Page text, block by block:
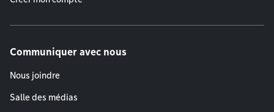
Communiquer avec nous
Nous joindre
Salle des médias